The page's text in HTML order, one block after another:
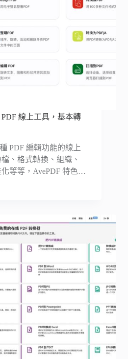
線上工具，基本轉
PDF 編輯功能的線上
、格式轉換、組織、
等等，AvePDF 特色…